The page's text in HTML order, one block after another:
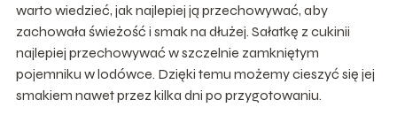
warto wiedzieć, jak najlepiej ją przechowywać, aby
zachowała świeżość i smak na dłużej. Sałatkę z cukinii
najlepiej przechowywać w szczelnie zamkniętym
pojemniku w lodówce. Dzięki temu możemy cieszyć się jej
smakiem nawet przez kilka dni po przygotowaniu.